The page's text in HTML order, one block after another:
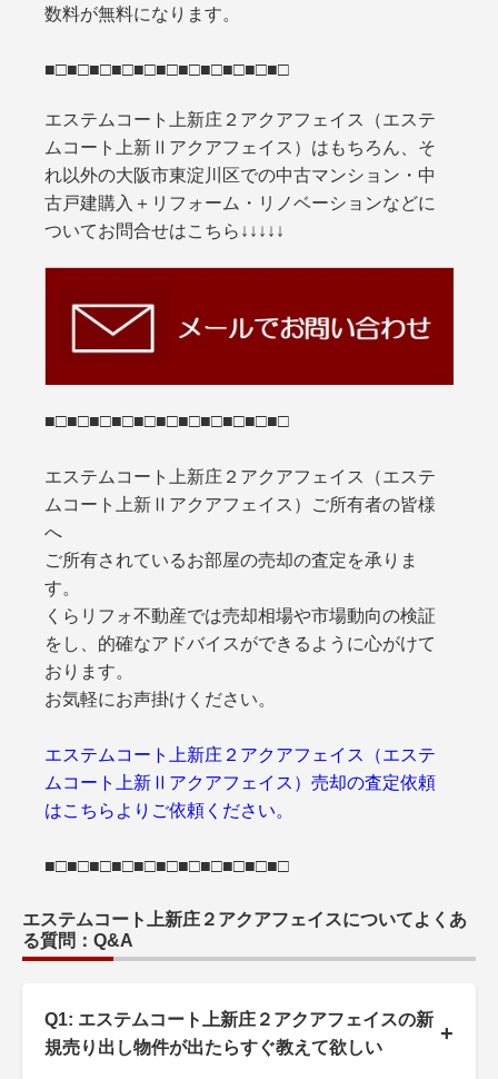
数料が無料になります。
■□■□■□■□■□■□■□■□■□■□■□
エステムコート上新庄２アクアフェイス（エステ
ムコート上新Ⅱアクアフェイス）はもちろん、そ
れ以外の大阪市東淀川区での中古マンション・中
古戸建購入＋リフォーム・リノベーションなどに
ついてお問合せはこちら↓↓↓↓↓
■□■□■□■□■□■□■□■□■□■□■□
エステムコート上新庄２アクアフェイス（エステ
ムコート上新Ⅱアクアフェイス）ご所有者の皆様
へ
ご所有されているお部屋の売却の査定を承りま
す。
くらリフォ不動産では売却相場や市場動向の検証
をし、的確なアドバイスができるように心がけて
おります。
お気軽にお声掛けください。
エステムコート上新庄２アクアフェイス（エステ
ムコート上新Ⅱアクアフェイス）売却の査定依頼
はこちらよりご依頼ください。
■□■□■□■□■□■□■□■□■□■□■□
エステムコート上新庄２アクアフェイスについてよくあ
る質問：Q&A
Q1: エステムコート上新庄２アクアフェイスの新
規売り出し物件が出たらすぐ教えて欲しい
+